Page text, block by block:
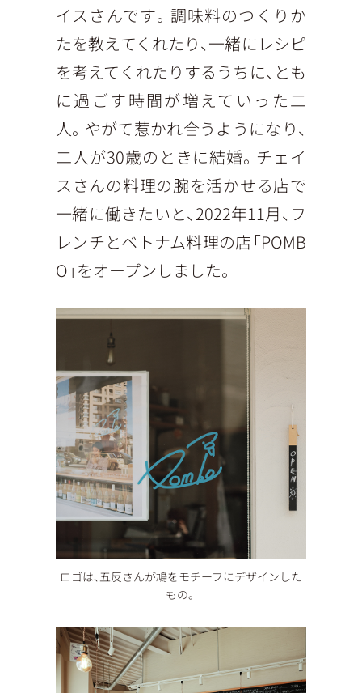
イスさんです。調味料のつくりか
たを教えてくれたり、一緒にレシピ
を考えてくれたりするうちに、とも
に過ごす時間が増えていった二
人。やがて惹かれ合うようになり、
二人が30歳のときに結婚。チェイ
スさんの料理の腕を活かせる店で
一緒に働きたいと、2022年11月、フ
レンチとベトナム料理の店「POMB
O」をオープンしました。
ロゴは、五反さんが鳩をモチーフにデザインした
もの。